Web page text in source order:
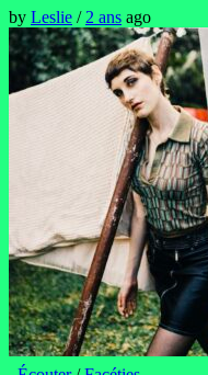
by Leslie / 2 ans ago